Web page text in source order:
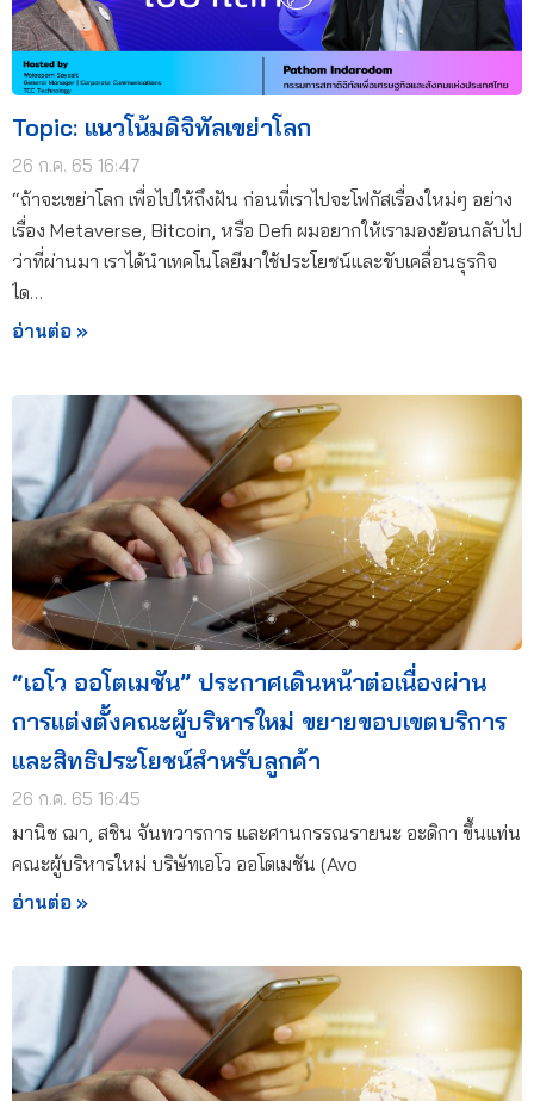
Topic: แนวโน้มดิจิทัลเขย่าโลก
26 ก.ค. 65 16:47
“ถ้าจะเขย่าโลก เพื่อไปให้ถึงฝัน ก่อนที่เราไปจะโฟกัสเรื่องใหม่ๆ อย่าง
เรื่อง Metaverse, Bitcoin, หรือ Defi ผมอยากให้เรามองย้อนกลับไป
ว่าที่ผ่านมา เราได้นำเทคโนโลยีมาใช้ประโยชน์และขับเคลื่อนธุรกิจ
ได…
อ่านต่อ »
“เอโว ออโตเมชัน” ประกาศเดินหน้าต่อเนื่องผ่าน
การแต่งตั้งคณะผู้บริหารใหม่ ขยายขอบเขตบริการ
และสิทธิประโยชน์สำหรับลูกค้า
26 ก.ค. 65 16:45
มานิช ฌา, สชิน จันทวารการ และศานกรรณรายนะ อะดิกา ขึ้นแท่น
คณะผู้บริหารใหม่ บริษัทเอโว ออโตเมชัน (Avo
อ่านต่อ »